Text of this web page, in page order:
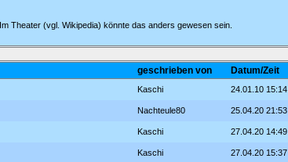
Theater (vgl. Wikipedia) könnte das anders gewesen sein.
geschrieben von Datum/Zeit
Kaschi 24.01.10 15:14
Nachteule80 25.04.20 21:53
Kaschi 27.04.20 14:49
Kaschi 27.04.20 15:37